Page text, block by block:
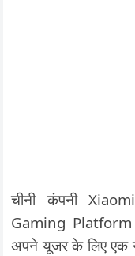
चीनी कंपनी
Gaming Platform
अपने यूजर के लिए एक